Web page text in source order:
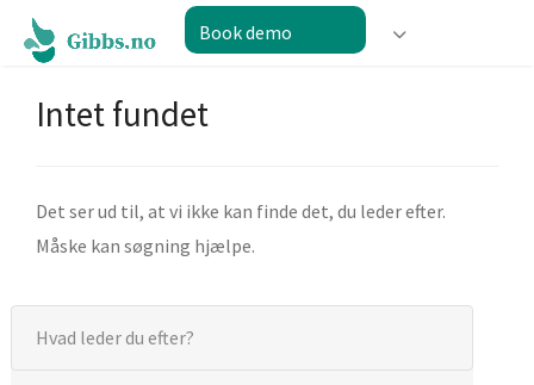
Book demo
Intet fundet
Det ser ud til, at vi ikke kan finde det, du leder efter.
Måske kan søgning hjælpe.